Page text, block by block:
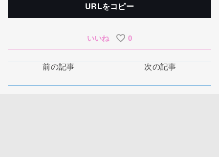
URLをコピー
いいね 0
前の記事 次の記事